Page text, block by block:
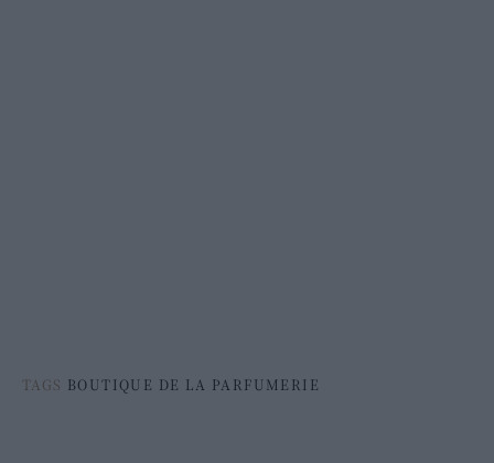
TAGS BOUTIQUE DE LA PARFUMERIE